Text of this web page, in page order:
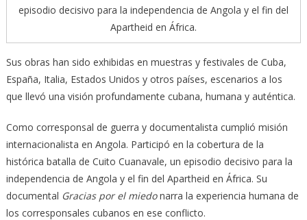
episodio decisivo para la independencia de Angola y el fin del
Apartheid en África.
Sus obras han sido exhibidas en muestras y festivales de Cuba,
España, Italia, Estados Unidos y otros países, escenarios a los
que llevó una visión profundamente cubana, humana y auténtica.
Como corresponsal de guerra y documentalista cumplió misión
internacionalista en Angola. Participó en la cobertura de la
histórica batalla de Cuito Cuanavale, un episodio decisivo para la
independencia de Angola y el fin del Apartheid en África. Su
documental Gracias por el miedonarra la experiencia humana de
los corresponsales cubanos en ese conflicto.